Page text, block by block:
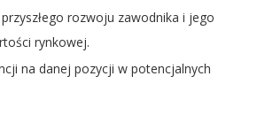
rozwoju zawodnika i jego
rynkowej.
na danej pozycji w potencjalnych